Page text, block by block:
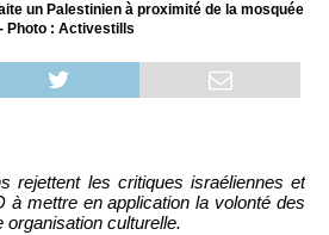
un Palestinien à proximité de la mosquée
Photo : Activestills
rejettent les critiques israéliennes et
à mettre en application la volonté des
culturelle.